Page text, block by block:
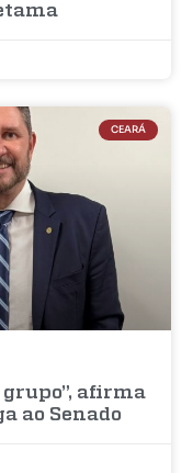
CEARÁ
grupo”, afirma
ao Senado